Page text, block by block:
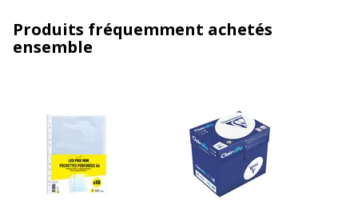
Produits fréquemment achetés
ensemble